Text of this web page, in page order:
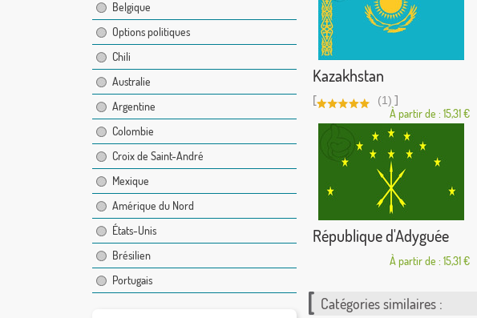
Belgique
Options politiques
Chili
Australie
Argentine
Colombie
Croix de Saint-André
Mexique
Amérique du Nord
États-Unis
Brésilien
Portugais
Kazakhstan
[ (1) ]
À partir de : 15,31 €
République d'Adyguée
À partir de : 15,31 €
Catégories similaires :